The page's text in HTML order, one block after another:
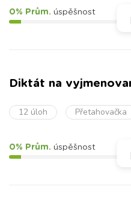
0% Prům. úspěšnost
Diktát na
12 úloh Přetahovačka
0% Prům. úspěšnost